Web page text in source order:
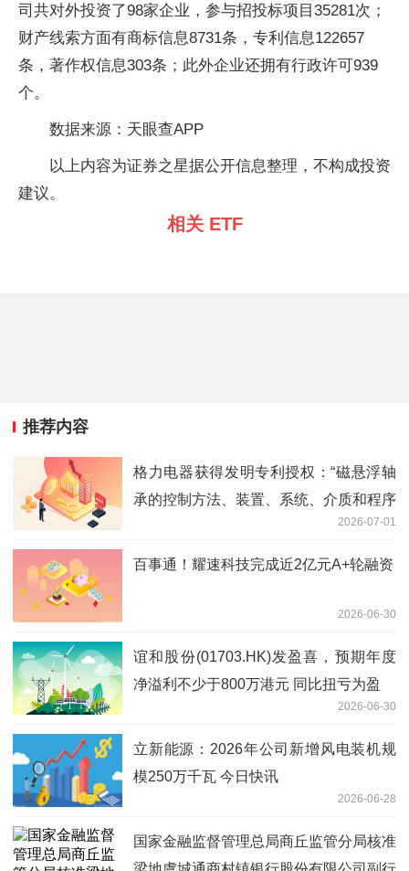
司共对外投资了98家企业，参与招投标项目35281次；
财产线索方面有商标信息8731条，专利信息122657
条，著作权信息303条；此外企业还拥有行政许可939
个。
数据来源：天眼查APP
以上内容为证券之星据公开信息整理，不构成投资
建议。
相关 ETF
推荐内容
格力电器获得发明专利授权：“磁悬浮轴
承的控制方法、装置、系统、介质和程序
2026-07-01
百事通！耀速科技完成近2亿元A+轮融资
2026-06-30
谊和股份(01703.HK)发盈喜，预期年度
净溢利不少于800万港元 同比扭亏为盈
2026-06-30
立新能源：2026年公司新增风电装机规
模250万千瓦 今日快讯
2026-06-28
国家金融监督管理总局商丘监管分局核准